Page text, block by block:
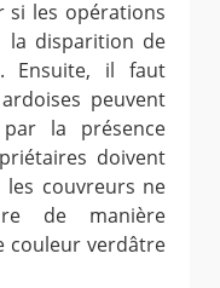
si les opérations
la disparition de
Ensuite, il faut
peuvent
la présence
doivent
couvreurs ne
de manière
couleur verdâtre